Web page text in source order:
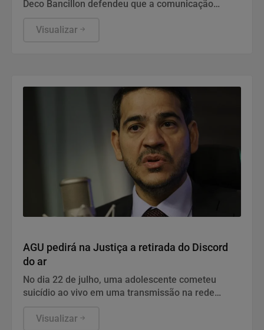
Deco Bancillon defendeu que a comunicação
própria infraestrutura do poder. Ele explica que
governança e inteligência para enfrentar crises
Visualizar
AGU pedirá na Justiça a retirada do Discord
do ar
No dia 22 de julho, uma adolescente cometeu
suicídio ao vivo em uma transmissão na rede
Visualizar